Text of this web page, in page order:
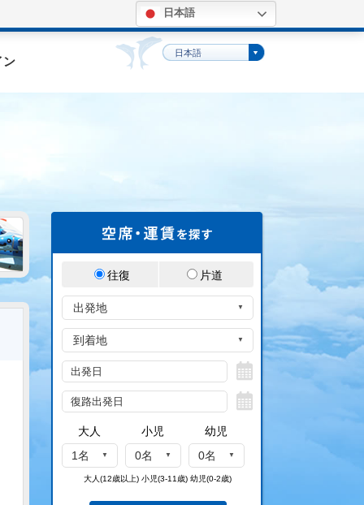
日本語
ン
日本語
往復 片道
大人 小児
幼児
1名
0名 0名
大人(12歳以上) 小児(3-11歳) 幼児(0-2歳)